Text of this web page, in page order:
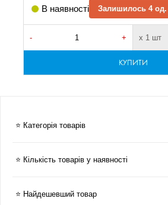
В наявності Залишилось 4 од.
- + х 1 шт
КУПИТИ
⭐ Категорія товарів
⭐ Кількість товарів у наявності
⭐ Найдешевший товар